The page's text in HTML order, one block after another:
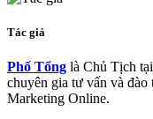
Tác giả
Phố Tổng là Chủ Tịch
chuyên gia tư vấn và
Marketing Online.